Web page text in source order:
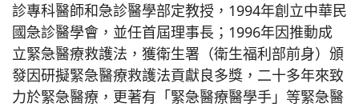
診專科醫師和急診醫學部定教授，1994年創立中華民
國急診醫學會，並任首屆理事長；1996年因推動成
立緊急醫療救護法，獲衛生署（衛生福利部前身）頒
發因研擬緊急醫療救護法貢獻良多獎，二十多年來致
力於緊急醫療，更著有「緊急醫療醫學手」等緊急醫